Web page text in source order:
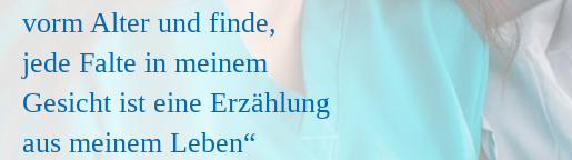
vorm Alter und finde,
jede Falte in meinem
Gesicht ist eine Erzählung
aus meinem Leben“